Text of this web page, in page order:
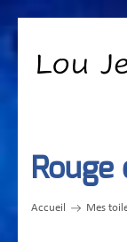
Accueil Mes